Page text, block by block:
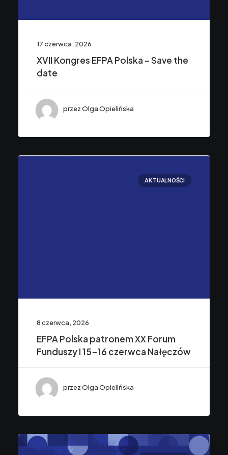
17 czerwca, 2026
XVII Kongres EFPA Polska – Save the
date
przez Olga Opielińska
AKTUALNOŚCI
8 czerwca, 2026
EFPA Polska patronem XX Forum
Funduszy I 15-16 czerwca Nałęczów
przez Olga Opielińska